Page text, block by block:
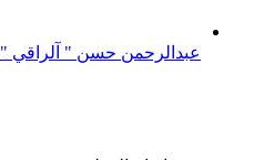
عبدالرحمن حسن " آلراقي "